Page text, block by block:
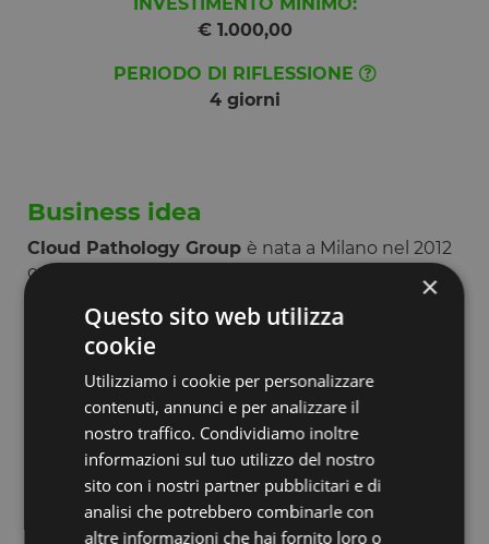
€ 1.000,00
PERIODO DI RIFLESSIONE
4 giorni
Business idea
Cloud Pathology Group è nata a Milano nel 2012
con lo scopo di
patologia
digitale(sfruttare innovazione e tecnologie a
favore della ricerca e delle analisi mediche).
dell'intelligenza artificiale (IA), dihardware e
software proprietari(e di terzi) la società offre
soluzioni che avvantaggiano il lavoro di tecnici e
medici durante le attività quotidiane.
Dopo aver proposto nel 2014 il primo progetto “
New Pathology ”, l'azienda ha sviluppato negli
×
Questo sito web utilizza
cookie
Utilizziamo i cookie per personalizzare
contenuti, annunci e per analizzare il
nostro traffico. Condividiamo inoltre
informazioni sul tuo utilizzo del nostro
sito con i nostri partner pubblicitari e di
analisi che potrebbero combinarle con
altre informazioni che hai fornito loro o